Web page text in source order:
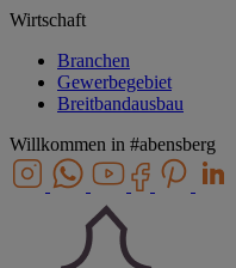
Wirtschaft
Branchen
Gewerbegebiet
Breitbandausbau
Willkommen in #abensberg